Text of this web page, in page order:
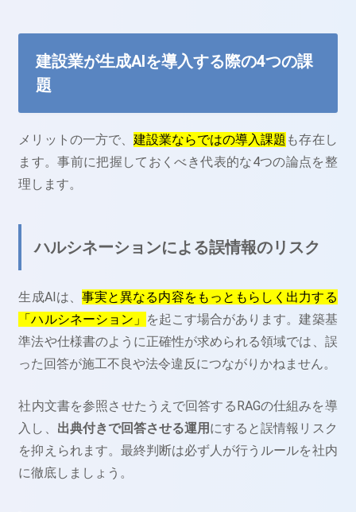
建設業が生成AIを導入する際の4つの課
題
メリットの一方で、 建設業ならではの導入課題 も存在し
ます。事前に把握しておくべき代表的な4つの論点を整
理します。
ハルシネーションによる誤情報のリスク
生成AIは、 事実と異なる内容をもっともらしく出力する
「ハルシネーション」 を起こす場合があります。建築基
準法や仕様書のように正確性が求められる領域では、誤
った回答が施工不良や法令違反につながりかねません。
社内文書を参照させたうえで回答するRAGの仕組みを導
入し、 出典付きで回答させる運用 にすると誤情報リスク
を抑えられます。最終判断は必ず人が行うルールを社内
に徹底しましょう。